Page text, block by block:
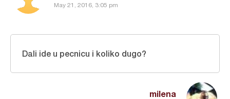
May 21, 2016, 3:05 pm
milena
Dali ide u pecnicu i koliko dugo?